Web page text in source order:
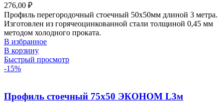
276,00 ₽
Профиль перегородочный стоечный 50х50мм длиной 3 метра.
Изготовлен из горячеоцинкованной стали толщиной 0,45 мм
методом холодного проката.
В избранное
В корзину
Быстрый просмотр
-15%
Профиль стоечный 75х50 ЭКОНОМ L3м